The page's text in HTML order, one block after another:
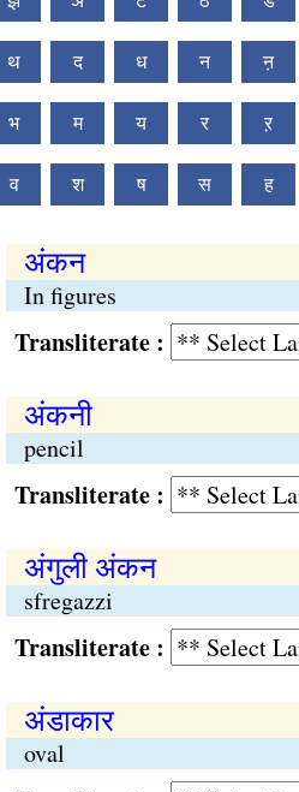
थ द ध न ऩ
भ म य र ऱ
व श ष स ह
अंकन
In figures
:
अंकनी
pencil
:
अंगुली अंकन
sfregazzi
:
अंडाकार
oval